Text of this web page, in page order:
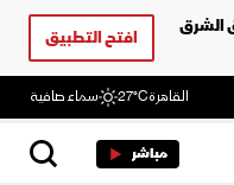
الشرق
افتح التطبيق
القاهرة27°C سماء صافية
مباشر